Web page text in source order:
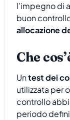
l’impegno di
buon
allocazione
Che
Untest dei
utilizzata per
controllo
periodo